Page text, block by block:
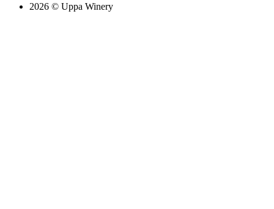
2026 © Uppa Winery